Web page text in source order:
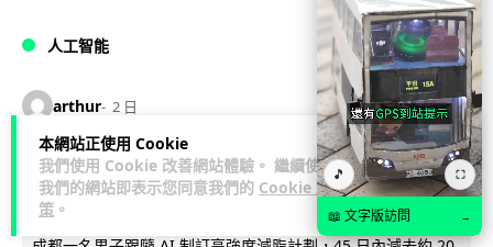
本網站正使用 Cookie
我們使用 Cookie 改善網站體驗。 繼續使用
我們的網站即表示您同意我們的 Cookie 政
策 。
人工智能
arthur 2 日
AI 減肥餐單配合高強度操練 成都男
45 日減 20 公斤後多器官衰竭
🎵 ⛶
📖 文字版訪問 →